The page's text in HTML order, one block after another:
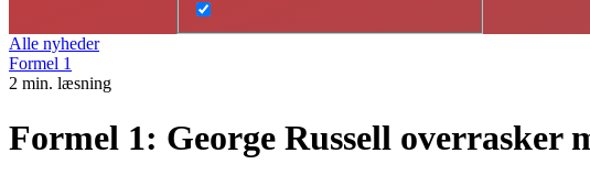
Alle nyheder
Formel 1
2 min. læsning
Formel 1: George Russell overrasker